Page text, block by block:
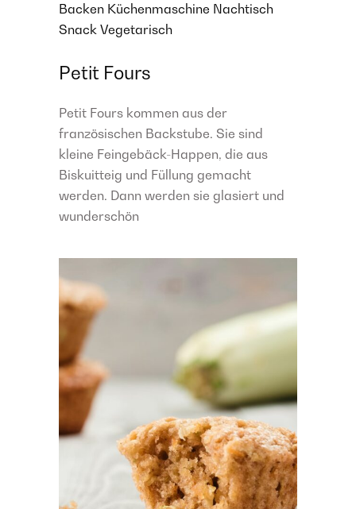
Backen Küchenmaschine Nachtisch
Snack Vegetarisch
Petit Fours
Petit Fours kommen aus der
französischen Backstube. Sie sind
kleine Feingebäck-Happen, die aus
Biskuitteig und Füllung gemacht
werden. Dann werden sie glasiert und
wunderschön